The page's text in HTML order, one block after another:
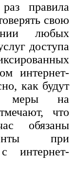
правила
свою
любых
доступа
интернет-
как будут
меры на
что
обязаны
при
интернет-